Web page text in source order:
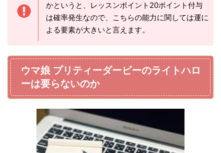
かというと、レッスンポイント20ポイント付与
は確率発生なので、こちらの能力に関しては運に
よる要素が大きいと言えます。
ウマ娘 プリティーダービーのライトハロ
ーは要らないのか